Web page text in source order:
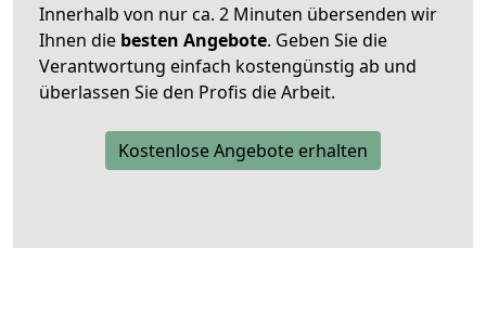
Innerhalb von nur ca. 2 Minuten übersenden wir
Ihnen die besten Angebote. Geben Sie die
Verantwortung einfach kostengünstig ab und
überlassen Sie den Profis die Arbeit.
Kostenlose Angebote erhalten